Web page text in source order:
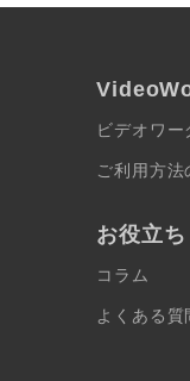
ビデオワー
ご利用方法
お役立ち
コラム
よくある質